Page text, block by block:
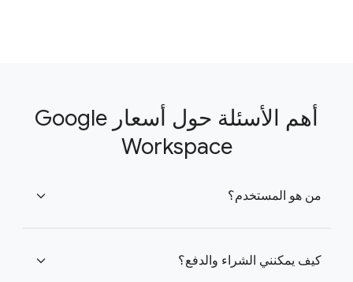
أهم الأسئلة حول أسعار Google
Workspace
من هو المستخدم؟ expand_more
كيف يمكنني الشراء والدفع؟ expand_more